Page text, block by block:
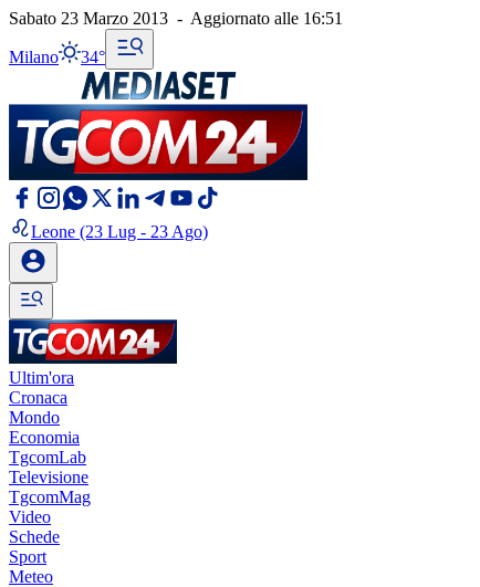
Sabato 23 Marzo 2013 - Aggiornato alle 16:51
Milano 34°
Leone (23 Lug - 23 Ago)
Ultim'ora
Cronaca
Mondo
Economia
TgcomLab
Televisione
TgcomMag
Video
Schede
Sport
Meteo